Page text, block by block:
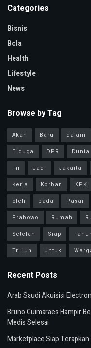
Categories
Bisnis
Bola
Health
Lifestyle
News
Browse by Tag
Akan Baru dalam
Diduga
DPR Dunia
Ini
Jadi Jakarta
Kerja
Korban KPK
oleh
pada Pasar
Prabowo
Rumah
Setelah
Siap
Triliun
untuk
Recent Posts
Arab Saudi Akuisisi
Bruno Guimaraes Hampir
Medis Selesai
Marketplace Siap